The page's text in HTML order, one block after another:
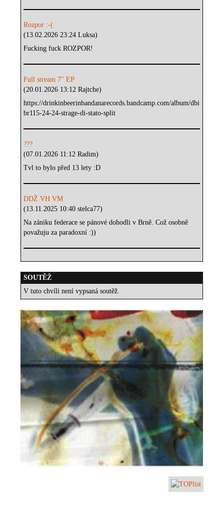
Rozpor :-(
(13.02.2026 23:24 Luksa)
Fucking fuck ROZPOR!
Full stream 7" EP
(20.01.2026 13:12 Rajtche)
https://drinkinbeerinbandanarecords.bandcamp.com/album/dbi
br115-24-24-strage-di-stato-split
???
(07.01.2026 11:12 Radim)
Tvl to bylo před 13 lety :D
DDŽ VH VM
(13.11.2025 10:40 stelca77)
Na zániku federace se pánové dohodli v Brně. Což osobně
považuju za paradoxní :))
SOUTĚŽ
V tuto chvíli není vypsaná soutěž.